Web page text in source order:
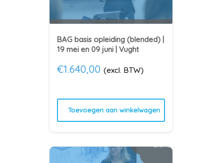
BAG basis opleiding (blended) |
19 mei en 09 juni | Vught
€1.640,00 (excl. BTW)
Toevoegen aan winkelwagen